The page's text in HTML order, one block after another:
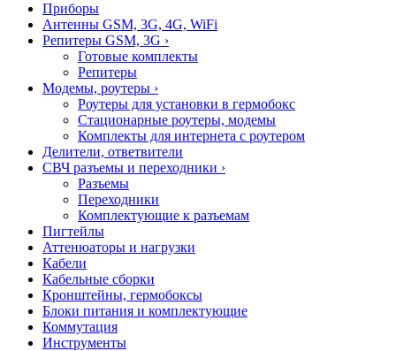
Приборы
Антенны GSM, 3G, 4G, WiFi
Репитеры GSM, 3G ›
Готовые комплекты
Репитеры
Модемы, роутеры ›
Роутеры для установки в гермобокс
Стационарные роутеры, модемы
Комплекты для интернета с роутером
Делители, ответвители
СВЧ разъемы и переходники ›
Разъемы
Переходники
Комплектующие к разъемам
Пигтейлы
Аттенюаторы и нагрузки
Кабели
Кабельные сборки
Кронштейны, гермобоксы
Блоки питания и комплектующие
Коммутация
Инструменты